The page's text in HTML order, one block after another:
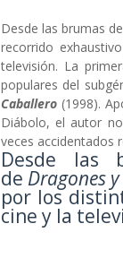
Desde las brumas
recorrido
televisión. La
populares del
Caballero (1998).
Diábolo, el autor
veces accidentados
Desde las
de Dragones
por los
cine y la